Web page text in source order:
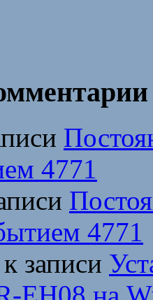
4771
4771
к записи